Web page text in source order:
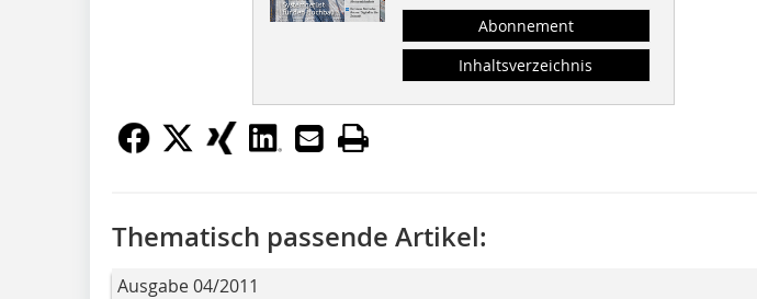
Abonnement
Inhaltsverzeichnis
Thematisch passende Artikel:
Ausgabe 04/2011